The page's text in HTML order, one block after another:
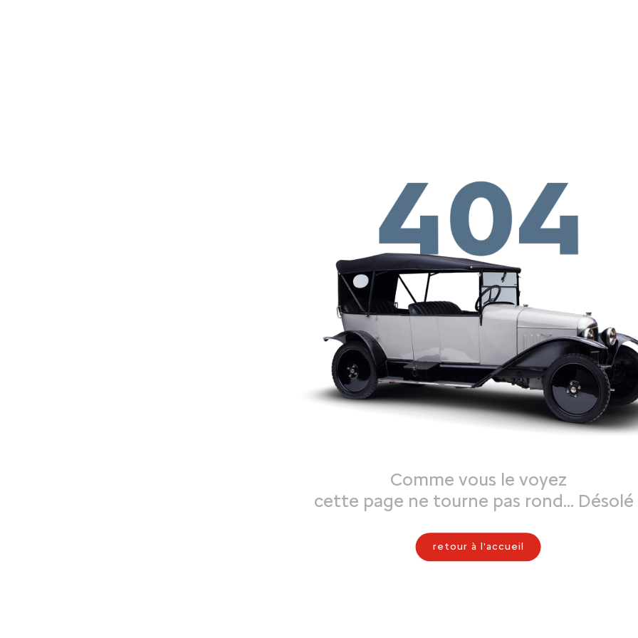
Comme vous le voyez
cette page ne tourne pas rond… Désolé
retour à l'accueil